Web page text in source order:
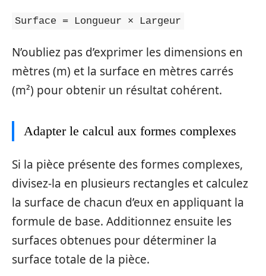
Surface = Longueur × Largeur
N’oubliez pas d’exprimer les dimensions en
mètres (m) et la surface en mètres carrés
(m²) pour obtenir un résultat cohérent.
Adapter le calcul aux formes complexes
Si la pièce présente des formes complexes,
divisez-la en plusieurs rectangles et calculez
la surface de chacun d’eux en appliquant la
formule de base. Additionnez ensuite les
surfaces obtenues pour déterminer la
surface totale de la pièce.